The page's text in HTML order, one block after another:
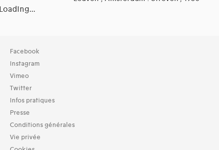
Collection
TOUT (4)
Bibliothèque (4)
Typologies documents
Livres (8)
Facebook
Instagram
Vimeo
Twitter
Infos pratiques
Presse
Conditions générales
Vie privée